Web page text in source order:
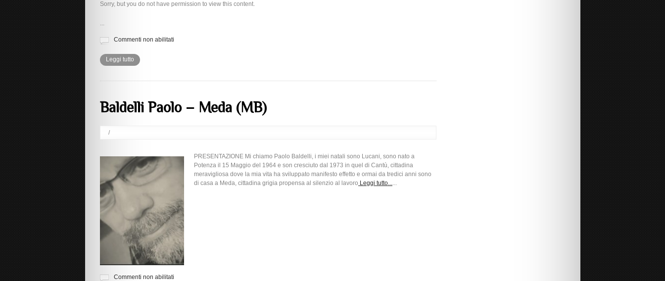
Sorry, but you do not have permission to view this content.
...
Commenti non abilitati
Leggi tutto
Baldelli Paolo – Meda (MB)
/
PRESENTAZIONE Mi chiamo Paolo Baldelli, i miei natali sono Lucani, sono nato a
Potenza il 15 Maggio del 1964 e son cresciuto dal 1973 in quel di Cantù, cittadina
meravigliosa dove la mia vita ha sviluppato manifesto effetto e ormai da tredici anni sono
di casa a Meda, cittadina grigia propensa al silenzio al lavoro Leggi tutto......
Commenti non abilitati